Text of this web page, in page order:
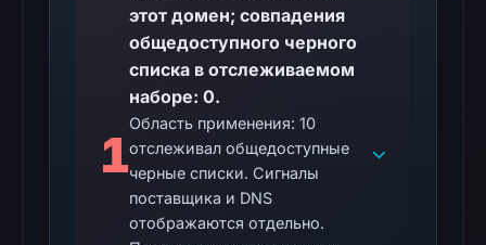
14,
2026.
It
holds
an
SSL
certificate
issued
by
1
этот домен; совпадения
общедоступного черного
списка в отслеживаемом
наборе: 0.
Область применения: 10
отслеживал общедоступные
черные списки. Сигналы
поставщика и DNS
отображаются отдельно.